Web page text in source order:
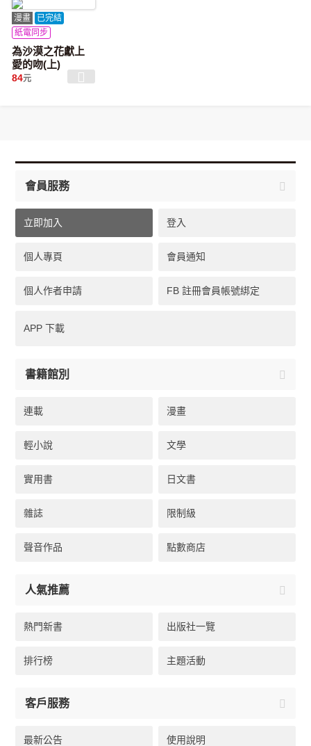
漫畫
已完結
紙電同步
為沙漠之花獻上
愛的吻(上)
84元
會員服務
立即加入 登入
個人專頁 會員通知
個人作者申請 FB 註冊會員帳號綁定
APP 下載
書籍館別
連載 漫畫
輕小說 文學
實用書 日文書
雜誌 限制級
聲音作品 點數商店
人氣推薦
熱門新書 出版社一覽
排行榜 主題活動
客戶服務
最新公告 使用說明